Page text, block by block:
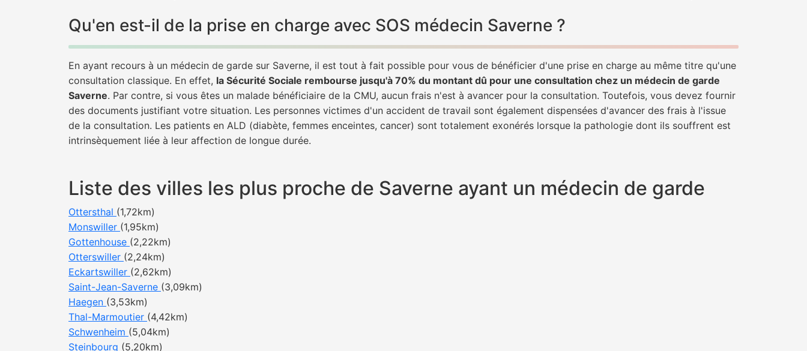
Qu'en est-il de la prise en charge avec SOS médecin Saverne ?
En ayant recours à un médecin de garde sur Saverne, il est tout à fait possible pour vous de bénéficier d'une prise en charge au même titre qu'une
consultation classique. En effet, la Sécurité Sociale rembourse jusqu'à 70% du montant dû pour une consultation chez un médecin de garde
Saverne. Par contre, si vous êtes un malade bénéficiaire de la CMU, aucun frais n'est à avancer pour la consultation. Toutefois, vous devez fournir
des documents justifiant votre situation. Les personnes victimes d'un accident de travail sont également dispensées d'avancer des frais à l'issue
de la consultation. Les patients en ALD (diabète, femmes enceintes, cancer) sont totalement exonérés lorsque la pathologie dont ils souffrent est
intrinsèquement liée à leur affection de longue durée.
Liste des villes les plus proche de Saverne ayant un médecin de garde
Ottersthal (1,72km)
Monswiller (1,95km)
Gottenhouse (2,22km)
Otterswiller (2,24km)
Eckartswiller (2,62km)
Saint-Jean-Saverne (3,09km)
Haegen (3,53km)
Thal-Marmoutier (4,42km)
Schwenheim (5,04km)
Steinbourg (5,20km)